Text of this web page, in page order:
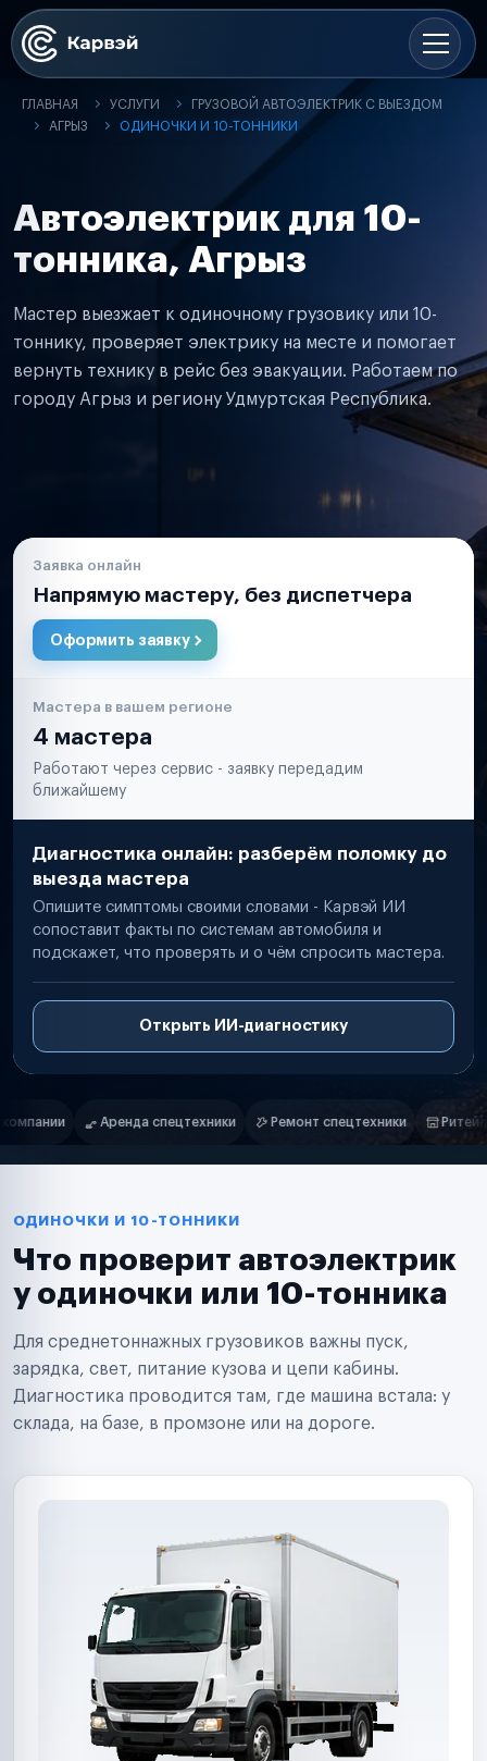
ГЛАВНАЯ УСЛУГИ
ГРУЗОВОЙ АВТОЭЛЕКТРИК С ВЫЕЗДОМ
АГРЫЗ
ОДИНОЧКИ И 10-ТОННИКИ
Автоэлектрик для 10-
тонника, Агрыз
Мастер выезжает к одиночному грузовику или 10-
тоннику, проверяет электрику на месте и помогает
вернуть технику в рейс без эвакуации. Работаем по
городу Агрыз и региону Удмуртская Республика.
Заявка онлайн
Напрямую мастеру, без диспетчера
Оформить заявку
Мастера в вашем регионе
4 мастера
Работают через сервис - заявку передадим
ближайшему
Диагностика онлайн: разберём поломку до
выезда мастера
Опишите симптомы своими словами - Карвэй ИИ
сопоставит факты по системам автомобиля и
подскажет, что проверять и о чём спросить мастера.
Открыть ИИ-диагностику
Нам доверяют
Ремонт спецтехники Ритейл-сети Управляющие
Маркетплейсы
Таксопарки
Автодилеры
Поставщики запчастей
Аренда спецтехники
Ремонт спецтехники
Ритейл-сети
Управляющие компании
Страховые компании
ОДИНОЧКИ И 10-ТОННИКИ
Что проверит автоэлектрик
у одиночки или 10-тонника
Для среднетоннажных грузовиков важны пуск,
зарядка, свет, питание кузова и цепи кабины.
Диагностика проводится там, где машина встала: у
склада, на базе, в промзоне или на дороге.